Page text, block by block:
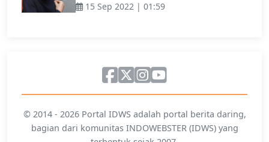
15 Sep 2022 | 01:59
© 2014 - 2026 Portal IDWS adalah portal berita daring,
bagian dari komunitas INDOWEBSTER (IDWS) yang